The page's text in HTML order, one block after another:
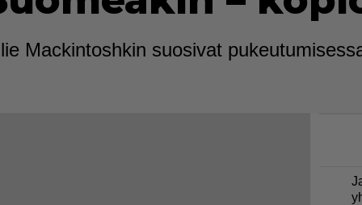
Mackintoshkin suosivat